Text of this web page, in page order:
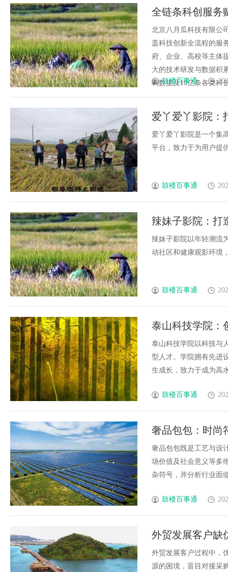
全链条科创服务
北京八月瓜科技有限公
盖科技创新全流程的服
府、企业、高校等主体
大的技术研发与数据积
利数据及10亿条各类科
鼓楼百事通
爱丫爱丫影院：
爱丫爱丫影院是一个集
平台，致力于为用户提
鼓楼百事通
辣妹子影院：打
辣妹子影院以年轻潮流
动社区和健康观影环境
鼓楼百事通
泰山科技学院：
泰山科技学院以科技与
型人才。学院拥有先进
生成长，致力于成为高
鼓楼百事通
奢品包包：时尚
奢品包包既是工艺与设
场价值及社会意义等多
杂符号，并分析行业面
鼓楼百事通
外贸发展客户缺
外贸发展客户过程中，
源的困境，盲目对接采